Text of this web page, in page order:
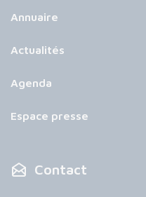
Annuaire
Actualités
Agenda
Espace presse
Contact